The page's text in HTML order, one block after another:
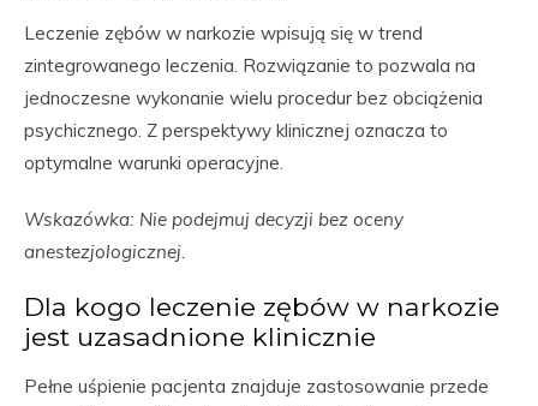
Leczenie zębów w narkozie wpisują się w trend
zintegrowanego leczenia. Rozwiązanie to pozwala na
jednoczesne wykonanie wielu procedur bez obciążenia
psychicznego. Z perspektywy klinicznej oznacza to
optymalne warunki operacyjne.
Wskazówka: Nie podejmuj decyzji bez oceny
anestezjologicznej.
Dla kogo leczenie zębów w narkozie
jest uzasadnione klinicznie
Pełne uśpienie pacjenta znajduje zastosowanie przede